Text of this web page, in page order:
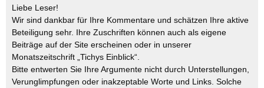
Liebe Leser!
Wir sind dankbar für Ihre Kommentare und schätzen Ihre aktive
Beteiligung sehr. Ihre Zuschriften können auch als eigene
Beiträge auf der Site erscheinen oder in unserer
Monatszeitschrift „Tichys Einblick“.
Bitte entwerten Sie Ihre Argumente nicht durch Unterstellungen,
Verunglimpfungen oder inakzeptable Worte und Links. Solche